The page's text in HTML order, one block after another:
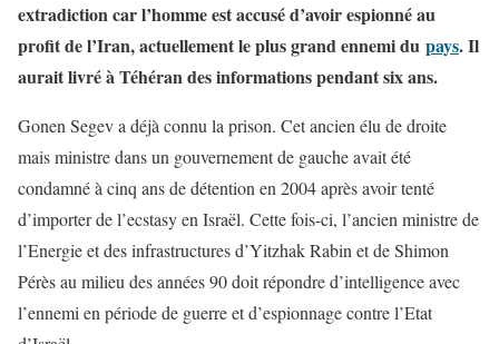
extradiction car l’homme est accusé d’avoir espionné au
profit de l’Iran, actuellement le plus grand ennemi du pays. Il
aurait livré à Téhéran des informations pendant six ans.
Gonen Segev a déjà connu la prison. Cet ancien élu de droite
mais ministre dans un gouvernement de gauche avait été
condamné à cinq ans de détention en 2004 après avoir tenté
d’importer de l’ecstasy en Israël. Cette fois-ci, l’ancien ministre de
l’Energie et des infrastructures d’Yitzhak Rabin et de Shimon
Pérès au milieu des années 90 doit répondre d’intelligence avec
l’ennemi en période de guerre et d’espionnage contre l’Etat